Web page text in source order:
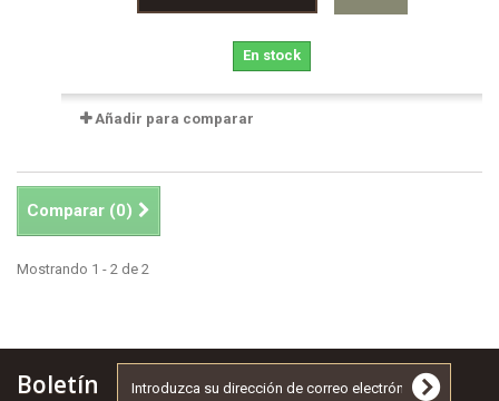
En stock
Añadir para comparar
Comparar (0)
Mostrando 1 - 2 de 2
Boletín